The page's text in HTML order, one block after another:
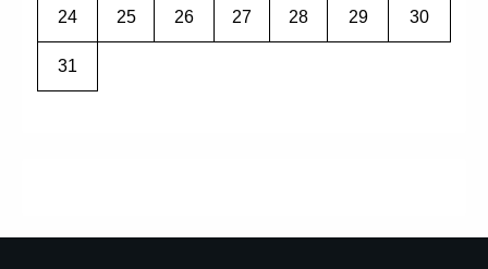
24 25 26 27 28 29 30
31